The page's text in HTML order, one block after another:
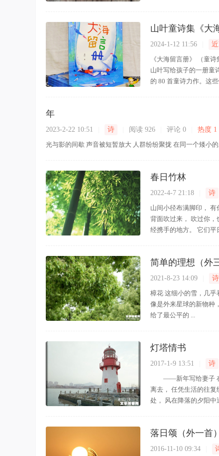
山叶童诗集《大
2024-1-12 11:56
《大海留言册》 （童
山叶写给孩子的一册童
的 80 首童诗力作。这
年
2023-2-22 10:51 诗 阅读 926 评论 0
热度 1
光与影的间歇 声音被短暂放大 人群纷纷聚拢 在同一个矮小
春日竹林
2022-4-7 21:18 诗
山间小径布满脚印，
背面吹过来， 吹过你
经携手的地方。 它们
简单的理想（外
2021-8-23 14:09 诗
樟花 这细小的雪，几乎
像是外来星球的新物种
给了最公平的 ...
灯塔情书
2017-1-9 13:51 诗
——新年写给妻子 在
离去， 任凭生活的往
处， 风在降落的夕阳中
落日颂（外一首）
2016-11-10 09:34